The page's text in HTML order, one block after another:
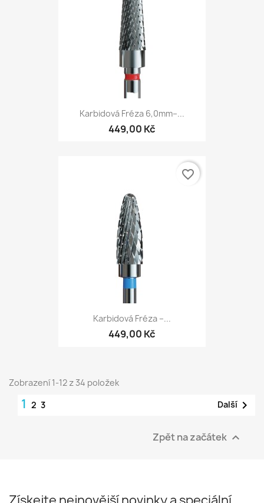
Karbidová Fréza 6,0mm–...
449,00 Kč
Karbidová Fréza –...
449,00 Kč
favorite_border
Zobrazení 1-12 z 34 položek
1 2 3 Další 
Zpět na začátek 